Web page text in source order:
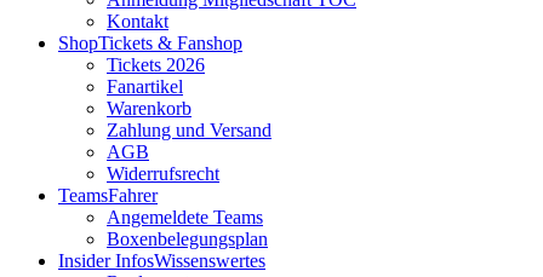
Kontakt
ShopTickets & Fanshop
Tickets 2026
Fanartikel
Warenkorb
Zahlung und Versand
AGB
Widerrufsrecht
TeamsFahrer
Angemeldete Teams
Boxenbelegungsplan
Insider InfosWissenswertes